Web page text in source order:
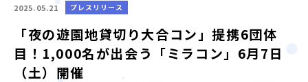
IR
RECRUIT
2025.05.21 プレスリリース
「夜の遊園地貸切り大合コン」提携6団体
目！1,000名が出会う「ミラコン」6月7日
（土）開催